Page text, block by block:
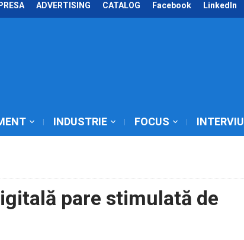
ADVERTISING CATALOG Facebook LinkedIn
INDUSTRIE FOCUS INTERVIU
pare stimulată de